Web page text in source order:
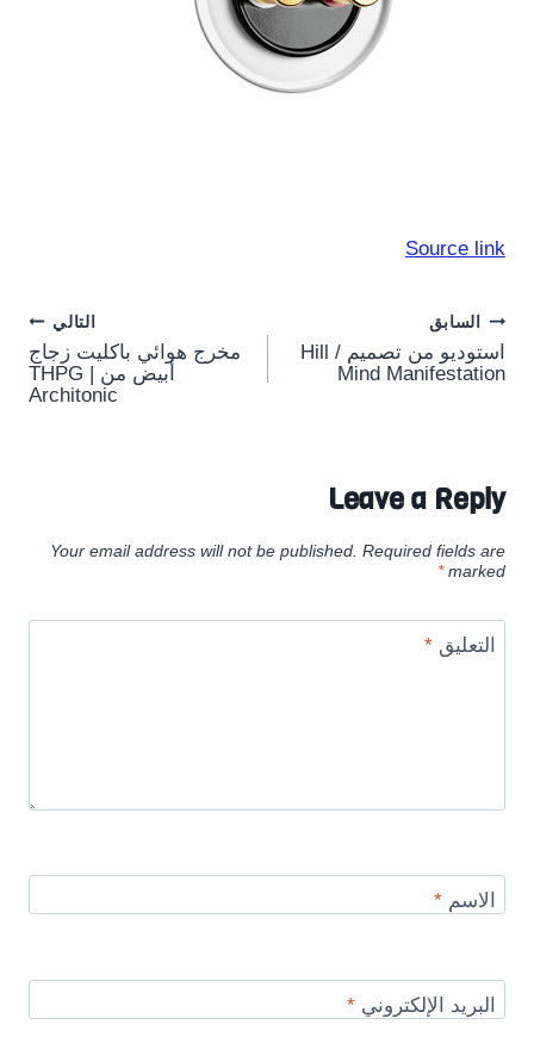
Source link
Post
navigation
السابق
استوديو من تصميم Hill /
Mind Manifestation
التالي
مخرج هوائي باكليت زجاج
أبيض من THPG |
Architonic
Leave a Reply
Your email address will not be published. Required fields are
marked
*
التعليق*
الاسم*
البريد الإلكتروني*